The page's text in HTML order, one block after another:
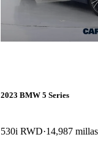
2023 BMW 5 Series
530i RWD 14,987 millas